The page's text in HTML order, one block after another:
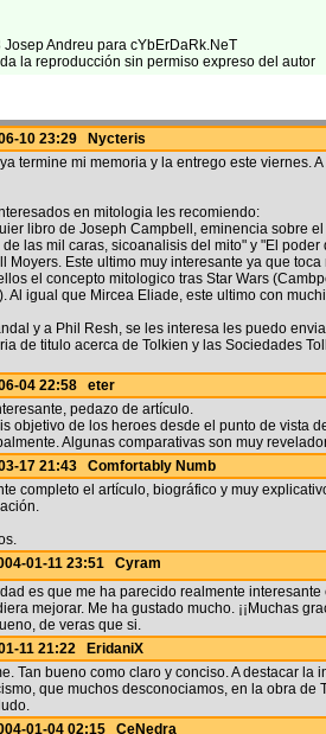
Josep Andreu para cYbErDaRk.NeT
la reproducción sin permiso expreso del autor
10 23:29 Nycteris
termine mi memoria y la entrego este viernes.
en mitologia les recomiendo:
libro de Joseph Campbell, eminencia sobre
de las mil caras, sicoanalisis del mito" y "El
Moyers. Este ultimo muy interesante ya que
el concepto mitologico tras Star Wars
Al igual que Mircea Eliade, este ultimo con
y a Phil Resh, se les interesa les puedo
de titulo acerca de Tolkien y las Sociedades
04 22:58 eter
pedazo de artículo.
objetivo de los heroes desde el punto de vista
Algunas comparativas son muy
17 21:43 Comfortably Numb
completo el artículo, biográfico y muy
01-11 23:51 Cyram
es que me ha parecido realmente
mejorar. Me ha gustado mucho. ¡¡Muchas
de veras que si.
11 21:22 EridaniX
Tan bueno como claro y conciso. A destacar la
que muchos desconociamos, en la obra de
01-04 02:15 CeNedra